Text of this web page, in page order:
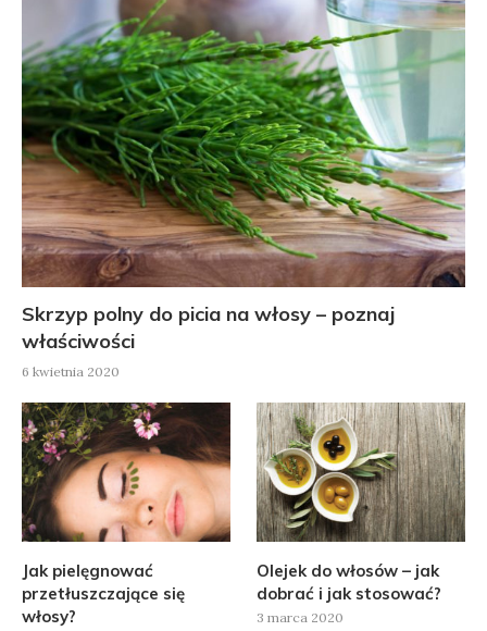
Skrzyp polny do picia na włosy – poznaj
właściwości
6 kwietnia 2020
Jak pielęgnować
przetłuszczające się
włosy?
Olejek do włosów – jak
dobrać i jak stosować?
3 marca 2020